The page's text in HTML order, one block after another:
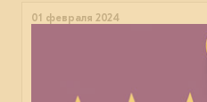
01 февраля 2024